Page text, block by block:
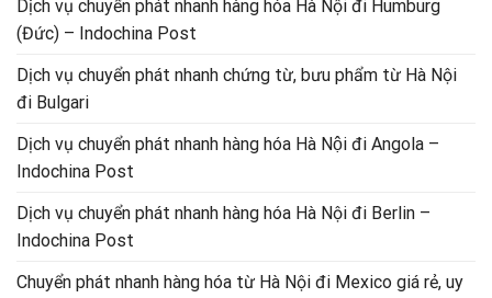
Dịch vụ chuyển phát nhanh hàng hóa Hà Nội đi Humburg
(Đức) – Indochina Post
Dịch vụ chuyển phát nhanh chứng từ, bưu phẩm từ Hà Nội
đi Bulgari
Dịch vụ chuyển phát nhanh hàng hóa Hà Nội đi Angola –
Indochina Post
Dịch vụ chuyển phát nhanh hàng hóa Hà Nội đi Berlin –
Indochina Post
Chuyển phát nhanh hàng hóa từ Hà Nội đi Mexico giá rẻ, uy